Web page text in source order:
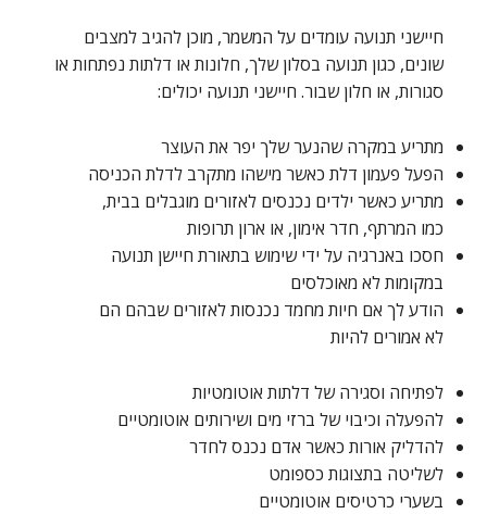
חיישני תנועה עומדים על המשמר, מוכן להגיב למצבים
שונים, כגון תנועה בסלון שלך, חלונות או דלתות נפתחות או
סגורות, או חלון שבור. חיישני תנועה יכולים:
מתריע במקרה שהנער שלך יפר את העוצר
הפעל פעמון דלת כאשר מישהו מתקרב לדלת הכניסה
מתריע כאשר ילדים נכנסים לאזורים מוגבלים בבית,
כמו המרתף, חדר אימון, או ארון תרופות
חסכו באנרגיה על ידי שימוש בתאורת חיישן תנועה
במקומות לא מאוכלסים
הודע לך אם חיות מחמד נכנסות לאזורים שבהם הם
לא אמורים להיות
לפתיחה וסגירה של דלתות אוטומטיות
להפעלה וכיבוי של ברזי מים ושירותים אוטומטיים
להדליק אורות כאשר אדם נכנס לחדר
לשליטה בתצוגות כספומט
בשערי כרטיסים אוטומטיים